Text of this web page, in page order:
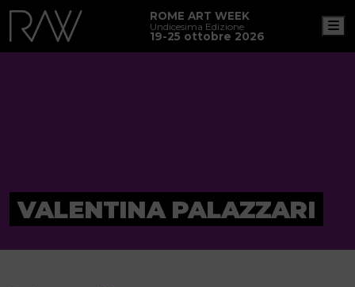
ROME ART WEEK
Undicesima Edizione
19-25 ottobre 2026
VALENTINA PALAZZARI